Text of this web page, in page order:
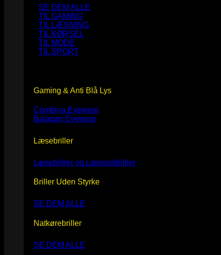
SE DEM ALLE
TIL GAMING
TIL LÆSNING
TIL KØRSEL
TIL MODE
TIL SPORT
Gaming & Anti Blå Lys
Combina Eyewear
Balagan Eyewear
Læsebriller
Læsebriller og Læsesolbriller
Briller Uden Styrke
SE DEM ALLE
Natkørebriller
SE DEM ALLE